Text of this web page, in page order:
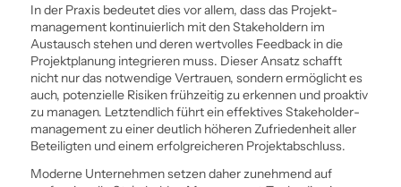
In der Praxis bedeutet dies vor allem, dass das Projekt­
management kontinuierlich mit den Stakeholdern im
Austausch stehen und deren wertvolles Feedback in die
Projektplanung integrieren muss. Dieser Ansatz schafft
nicht nur das notwendige Vertrauen, sondern ermöglicht es
auch, potenzielle Risiken frühzeitig zu erkennen und proaktiv
zu managen. Letztendlich führt ein effektives Stakeholder­
management zu einer deutlich höheren Zufriedenheit aller
Beteiligten und einem erfolgreicheren Projektabschluss.
Moderne Unternehmen setzen daher zunehmend auf